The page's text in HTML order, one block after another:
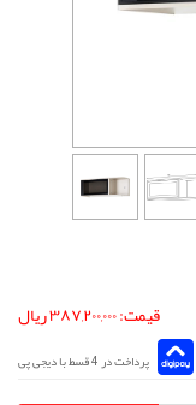
قیمت: ۳۸۷,۲۰۰,۰۰۰ ریال
پرداخت در 4 قسط با دیجی پی